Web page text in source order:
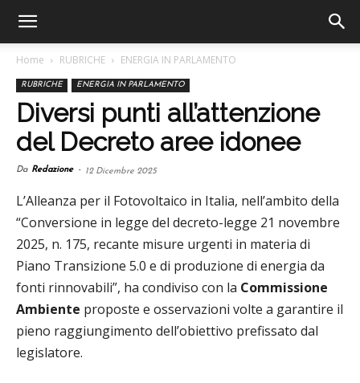
Home RUBRICHE ENERGIA IN PARLAMENTO
RUBRICHE ENERGIA IN PARLAMENTO
Diversi punti all’attenzione
del Decreto aree idonee
Da Redazione - 12 Dicembre 2025
L’Alleanza per il Fotovoltaico in Italia, nell’ambito della
“Conversione in legge del decreto-legge 21 novembre
2025, n. 175, recante misure urgenti in materia di
Piano Transizione 5.0 e di produzione di energia da
fonti rinnovabili”, ha condiviso con la Commissione
Ambiente proposte e osservazioni volte a garantire il
pieno raggiungimento dell’obiettivo prefissato dal
legislatore.